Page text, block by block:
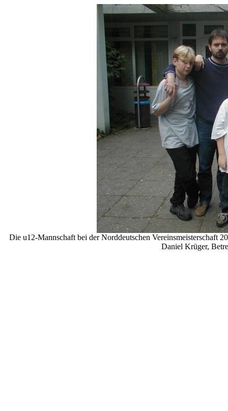
Die u12-Mannschaft bei der Norddeutschen Vereinsmeisterschaft
Daniel Krüger,